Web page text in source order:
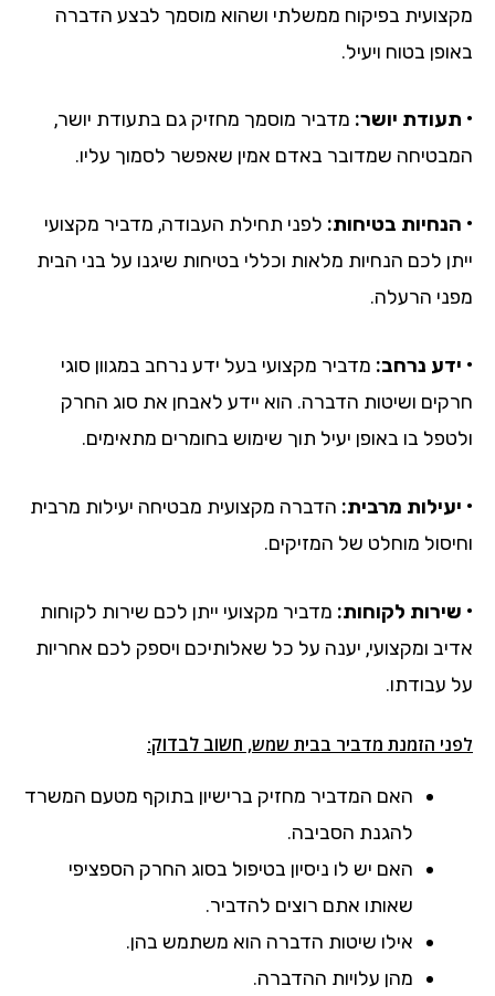
מקצועית בפיקוח ממשלתי ושהוא מוסמך לבצע הדברה
באופן בטוח ויעיל.
• תעודת יושר: מדביר מוסמך מחזיק גם בתעודת יושר,
המבטיחה שמדובר באדם אמין שאפשר לסמוך עליו.
• הנחיות בטיחות: לפני תחילת העבודה, מדביר מקצועי
ייתן לכם הנחיות מלאות וכללי בטיחות שיגנו על בני הבית
מפני הרעלה.
• ידע נרחב: מדביר מקצועי בעל ידע נרחב במגוון סוגי
חרקים ושיטות הדברה. הוא יידע לאבחן את סוג החרק
ולטפל בו באופן יעיל תוך שימוש בחומרים מתאימים.
• יעילות מרבית: הדברה מקצועית מבטיחה יעילות מרבית
וחיסול מוחלט של המזיקים.
• שירות לקוחות: מדביר מקצועי ייתן לכם שירות לקוחות
אדיב ומקצועי, יענה על כל שאלותיכם ויספק לכם אחריות
על עבודתו.
לפני הזמנת מדביר בבית שמש, חשוב לבדוק:
האם המדביר מחזיק ברישיון בתוקף מטעם המשרד
להגנת הסביבה.
האם יש לו ניסיון בטיפול בסוג החרק הספציפי
שאותו אתם רוצים להדביר.
אילו שיטות הדברה הוא משתמש בהן.
מהן עלויות ההדברה.